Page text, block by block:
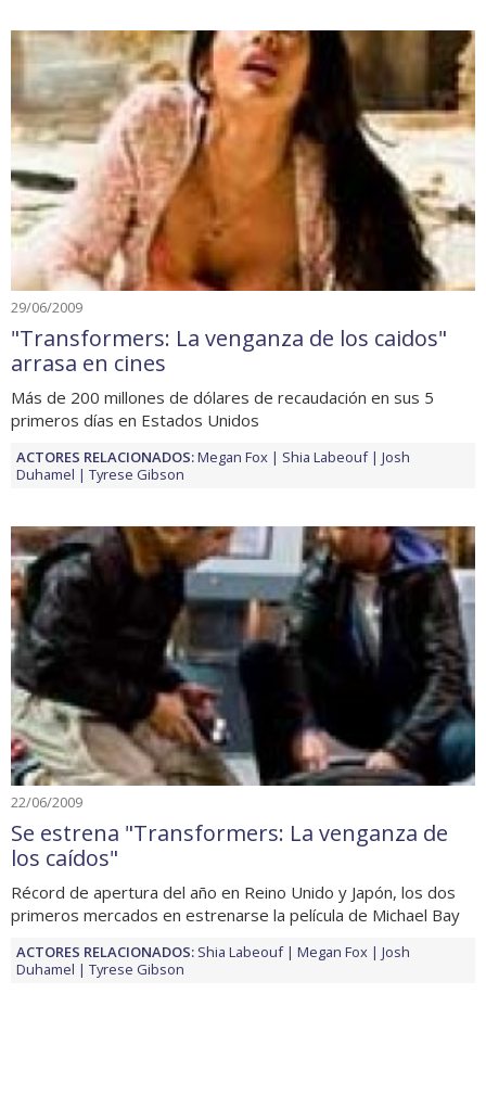
29/06/2009
"Transformers: La venganza de los caidos"
arrasa en cines
Más de 200 millones de dólares de recaudación en sus 5
primeros días en Estados Unidos
ACTORES RELACIONADOS:Megan Fox Shia Labeouf
Josh
Duhamel
Tyrese Gibson
22/06/2009
Se estrena "Transformers: La venganza de
los caídos"
Récord de apertura del año en Reino Unido y Japón, los dos
primeros mercados en estrenarse la película de Michael Bay
ACTORES RELACIONADOS: Shia Labeouf Megan Fox
Josh
Duhamel
Tyrese Gibson